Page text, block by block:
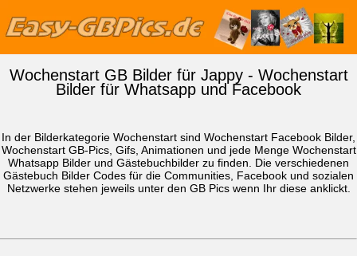
Wochenstart GB Bilder für Jappy - Wochenstart
Bilder für Whatsapp und Facebook
In der Bilderkategorie Wochenstart sind Wochenstart Facebook Bilder,
Wochenstart GB-Pics, Gifs, Animationen und jede Menge Wochenstart
Whatsapp Bilder und Gästebuchbilder zu finden. Die verschiedenen
Gästebuch Bilder Codes für die Communities, Facebook und sozialen
Netzwerke stehen jeweils unter den GB Pics wenn Ihr diese anklickt.